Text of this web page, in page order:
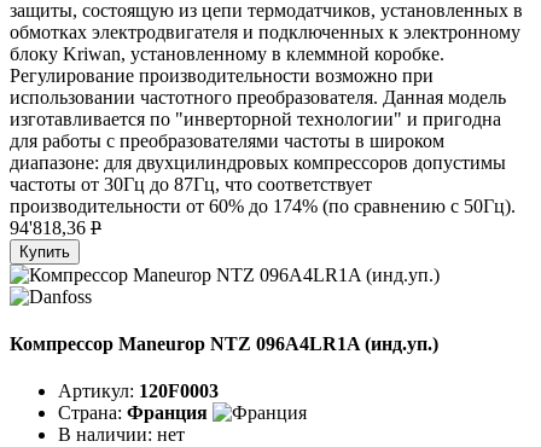
защиты, состоящую из цепи термодатчиков, установленных в
обмотках электродвигателя и подключенных к электронному
блоку Kriwan, установленному в клеммной коробке.
Регулирование производительности возможно при
использовании частотного преобразователя. Данная модель
изготавливается по "инверторной технологии" и пригодна
для работы с преобразователями частоты в широком
диапазоне: для двухцилиндровых компрессоров допустимы
частоты от 30Гц до 87Гц, что соответствует
производительности от 60% до 174% (по сравнению с 50Гц).
94'818,36 P
Купить
Компрессор Maneurop NTZ 096A4LR1A (инд.уп.)
Артикул: 120F0003
Страна: Франция
В наличии: нет